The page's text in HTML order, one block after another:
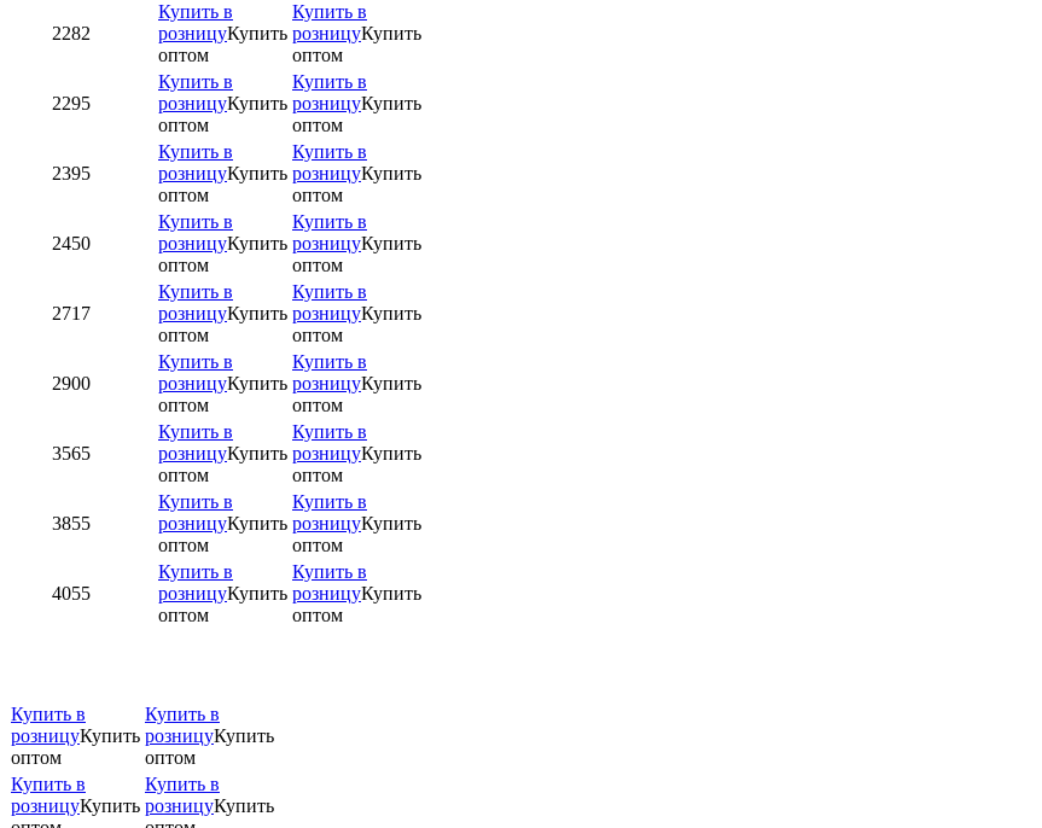
2282
Купить в
розницуКупить
оптом
Купить в
розницуКупить
оптом
2295
Купить в
розницуКупить
оптом
Купить в
розницуКупить
оптом
2395
Купить в
розницуКупить
оптом
Купить в
розницуКупить
оптом
2450
Купить в
розницуКупить
оптом
Купить в
розницуКупить
оптом
2717
Купить в
розницуКупить
оптом
Купить в
розницуКупить
оптом
2900
Купить в
розницуКупить
оптом
Купить в
розницуКупить
оптом
3565
Купить в
розницуКупить
оптом
Купить в
розницуКупить
оптом
3855
Купить в
розницуКупить
оптом
Купить в
розницуКупить
оптом
4055
Купить в
розницуКупить
оптом
Купить в
розницуКупить
оптом
Купить в
розницуКупить
оптом
Купить в
розницуКупить
оптом
Купить в
розницуКупить
Купить в
розницуКупить